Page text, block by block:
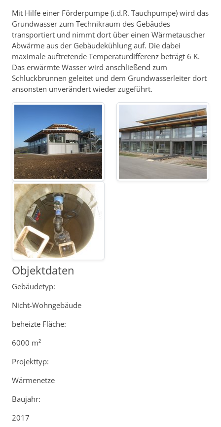
Mit Hilfe einer Förderpumpe (i.d.R. Tauchpumpe) wird das
Grundwasser zum Technikraum des Gebäudes
transportiert und nimmt dort über einen Wärmetauscher
Abwärme aus der Gebäudekühlung auf. Die dabei
maximale auftretende Temperaturdifferenz beträgt 6 K.
Das erwärmte Wasser wird anschließend zum
Schluckbrunnen geleitet und dem Grundwasserleiter dort
ansonsten unverändert wieder zugeführt.
Objektdaten
Gebäudetyp:
Nicht-Wohngebäude
beheizte Fläche:
6000 m²
Projekttyp:
Wärmenetze
Baujahr:
2017